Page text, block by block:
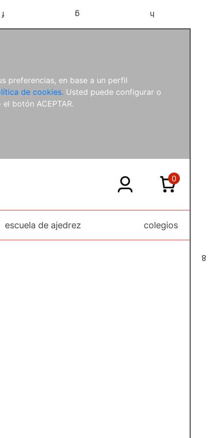
preferencias, en base a un perfil
de cookies. Usted puede configurar o
botón ACEPTAR.
f g h
8
escuela de ajedrez colegios
0